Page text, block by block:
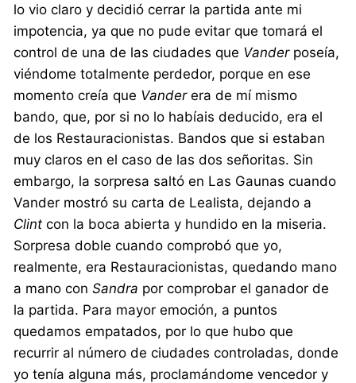
lo vio claro y decidió cerrar la partida ante mi
impotencia, ya que no pude evitar que tomará el
control de una de las ciudades que Vanderposeía,
viéndome totalmente perdedor, porque en ese
momento creía que Vanderera de mí mismo
bando, que, por si no lo habíais deducido, era el
de los Restauracionistas. Bandos que si estaban
muy claros en el caso de las dos señoritas. Sin
embargo, la sorpresa saltó en Las Gaunas cuando
Vander mostró su carta de Lealista, dejando a
Clint con la boca abierta y hundido en la miseria.
Sorpresa doble cuando comprobó que yo,
realmente, era Restauracionistas, quedando mano
a mano conSandra por comprobar el ganador de
la partida. Para mayor emoción, a puntos
quedamos empatados, por lo que hubo que
recurrir al número de ciudades controladas, donde
yo tenía alguna más, proclamándome vencedor y